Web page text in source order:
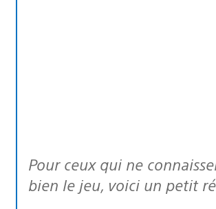
Pour ceux qui ne
bien le jeu, voici un petit